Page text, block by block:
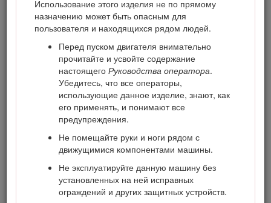
Использование этого изделия не по прямому
назначению может быть опасным для
пользователя и находящихся рядом людей.
Перед пуском двигателя внимательно
прочитайте и усвойте содержание
настоящего Руководства оператора.
Убедитесь, что все операторы,
использующие данное изделие, знают, как
его применять, и понимают все
предупреждения.
Не помещайте руки и ноги рядом с
движущимися компонентами машины.
Не эксплуатируйте данную машину без
установленных на ней исправных
ограждений и других защитных устройств.
информации о машине и вспомогательных
приспособлениях, для помощи в поисках дилера или для
регистрации машины.
Для выполнения технического обслуживания,
приобретения оригинальных запчастей Toro или
получения дополнительной информации обращайтесь в
сервисный центр официального дилера или в отдел
технического обслуживания компании Toro. Не забудьте
при этом указать модель и серийный номер изделия. На
показано расположение номера модели и
для этого месте.